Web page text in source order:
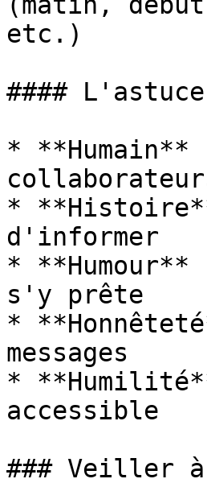
etc.)
####
*
*
d'informer
*
s'y prête
*
messages
*
accessible
### Veiller